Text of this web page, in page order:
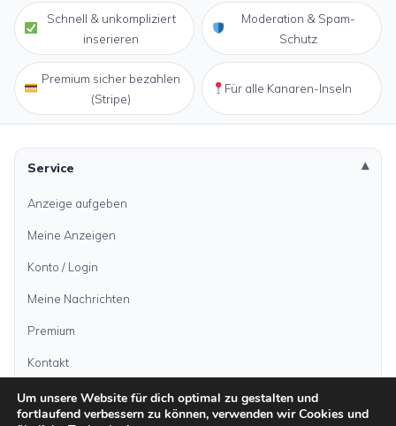
Schnell & unkompliziert
inserieren
Moderation & Spam-
Schutz
Premium sicher bezahlen
(Stripe)
Für alle Kanaren-Inseln
Service
Anzeige aufgeben
Meine Anzeigen
Konto / Login
Meine Nachrichten
Premium
Kontakt
Anzeige aufgeben
Um unsere Website für dich optimal zu gestalten und
fortlaufend verbessern zu können, verwenden wir Cookies und